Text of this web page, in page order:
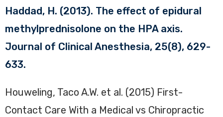
Haddad, H. (2013). The effect of epidural
methylprednisolone on the HPA axis.
Journal of Clinical Anesthesia, 25(8), 629-
633.
Houweling, Taco A.W. et al. (2015) First-
Contact Care With a Medical vs Chiropractic